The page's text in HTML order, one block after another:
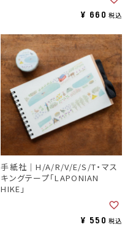
¥ 660 税込
手紙社｜H/A/R/V/E/S/T・マス
キングテープ「LAPONIAN
HIKE」
¥ 550 税込